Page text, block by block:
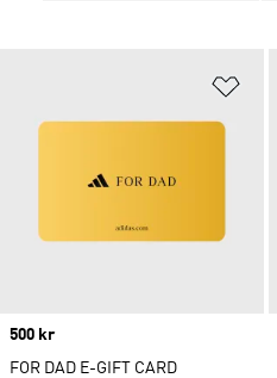
Price
500 kr
FOR DAD E-GIFT CARD